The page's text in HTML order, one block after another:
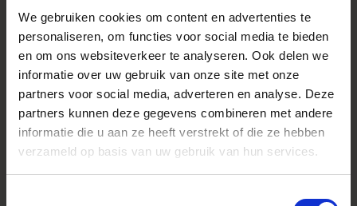
We gebruiken cookies om content en advertenties te
personaliseren, om functies voor social media te bieden
en om ons websiteverkeer te analyseren. Ook delen we
informatie over uw gebruik van onze site met onze
partners voor social media, adverteren en analyse. Deze
partners kunnen deze gegevens combineren met andere
informatie die u aan ze heeft verstrekt of die ze hebben
verzameld op basis van uw gebruik van hun services.
EIGENSCHAPPEN
CONSTRUCTION
Specificaties
* All figures calculated by L-Mount.
Note: The L-Mount Trademark is a
registered Trademark of Leica
Product name includes "DG" when